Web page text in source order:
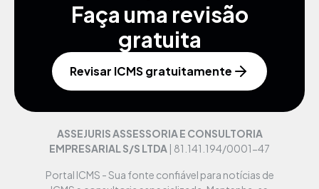
Faça uma revisão
gratuita
Revisar ICMS gratuitamente
Portal ICMS - Sua fonte confiável para notícias de
ASSEJURIS ASSESSORIA E CONSULTORIA
EMPRESARIAL S/S LTDA | 81.141.194/0001-47